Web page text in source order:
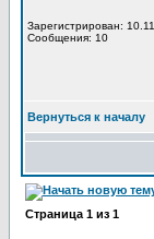
Зарегистрирован:
Сообщения: 10
Вернуться к началу
Страница 1 из 1